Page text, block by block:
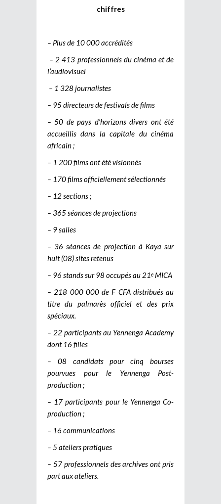
chiffres
– Plus de 10 000 accrédités
– 2 413 professionnels du cinéma et de
l’audiovisuel
– 1 328 journalistes
– 95 directeurs de festivals de films
– 50 de pays d’horizons divers ont été
accueillis dans la capitale du cinéma
africain ;
– 1 200 films ont été visionnés
– 170 films officiellement sélectionnés
– 12 sections ;
– 365 séances de projections
– 9 salles
– 36 séances de projection à Kaya sur
huit (08) sites retenus
– 96 stands sur 98 occupés au 21e MICA
– 218 000 000 de F CFA distribués au
titre du palmarès officiel et des prix
spéciaux.
– 22 participants au Yennenga Academy
dont 16 filles
– 08 candidats pour cinq bourses
pourvues pour le Yennenga Post-
production ;
– 17 participants pour le Yennenga Co-
production ;
– 16 communications
– 5 ateliers pratiques
– 57 professionnels des archives ont pris
part aux ateliers.